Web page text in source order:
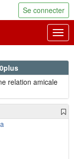
Se connecter
relation amicale